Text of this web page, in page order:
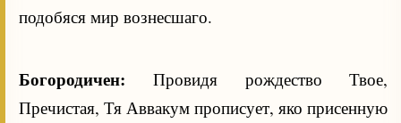
подобяся мир вознесшаго.
Богородичен:Провидя рождество Твое,
Пречистая, Тя Аввакум прописует, яко присенную